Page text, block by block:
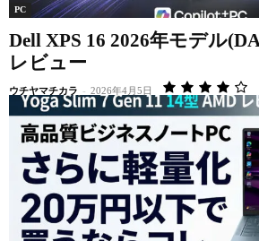
PC
Dell XPS 16 2026年モデル
レビュー
ウチヤマチカラ - 2026年4月5日